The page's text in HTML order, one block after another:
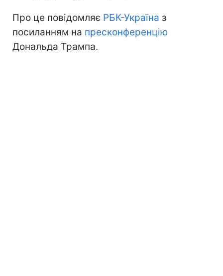
Про це повідомляє РБК-Україна з
посиланням на пресконференцію
Дональда Трампа.